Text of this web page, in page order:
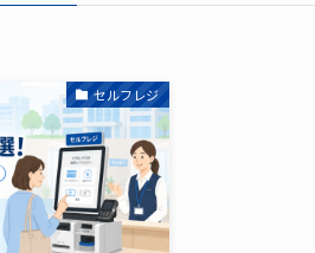
セルフレジ